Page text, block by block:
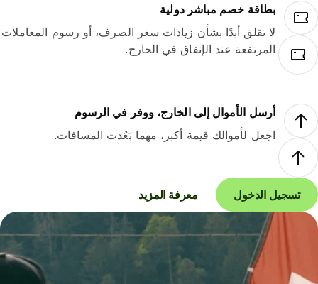
بطاقة خصم مباشر دولية
لا تقلق أبدًا بشأن زيادات سعر الصرف، أو رسوم المعاملات
المرتفعة عند الإنفاق في الخارج.
أرسل الأموال إلى الخارج، ووفر في الرسوم
اجعل لأموالك قيمة أكبر، مهما بَعُدت المسافات.
تسجيل الدخول معرفة المزيد